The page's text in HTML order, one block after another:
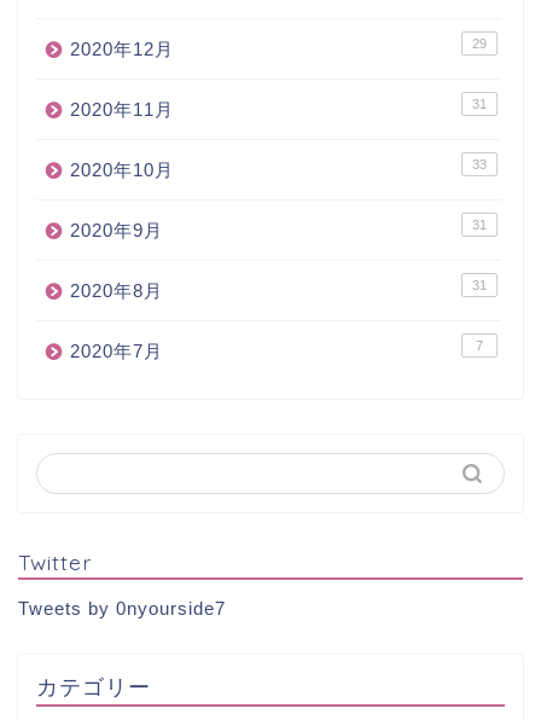
2020年12月 29
2020年11月 31
2020年10月 33
2020年9月 31
2020年8月 31
2020年7月 7
Twitter
Tweets by 0nyourside7
カテゴリー